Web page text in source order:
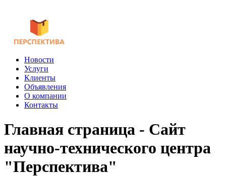
Новости
Услуги
Клиенты
Объявления
О компании
Контакты
Главная страница - Сайт
научно-технического центра
"Перспектива"